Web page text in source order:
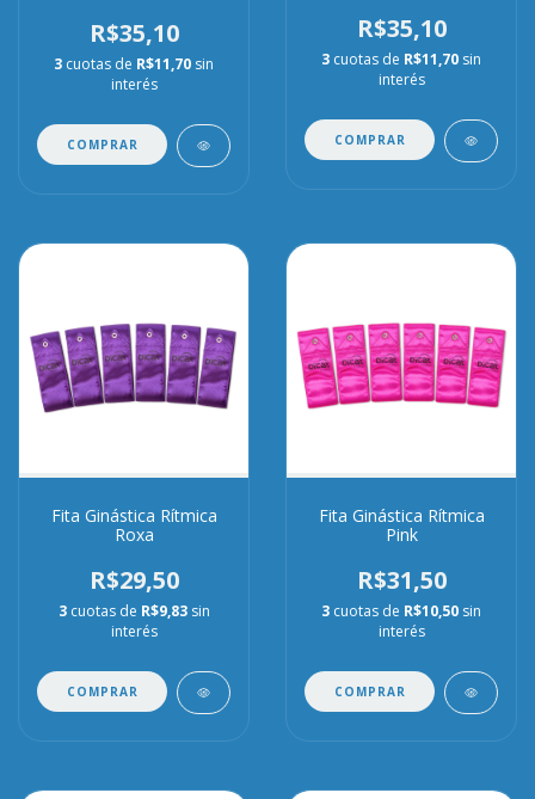
R$35,10
3 cuotas de R$11,70 sin
interés
COMPRAR
R$35,10
3 cuotas de R$11,70 sin
interés
COMPRAR
Fita Ginástica Rítmica
Roxa
R$29,50
3 cuotas de R$9,83 sin
interés
COMPRAR
Fita Ginástica Rítmica
Pink
R$31,50
3 cuotas de R$10,50 sin
interés
COMPRAR